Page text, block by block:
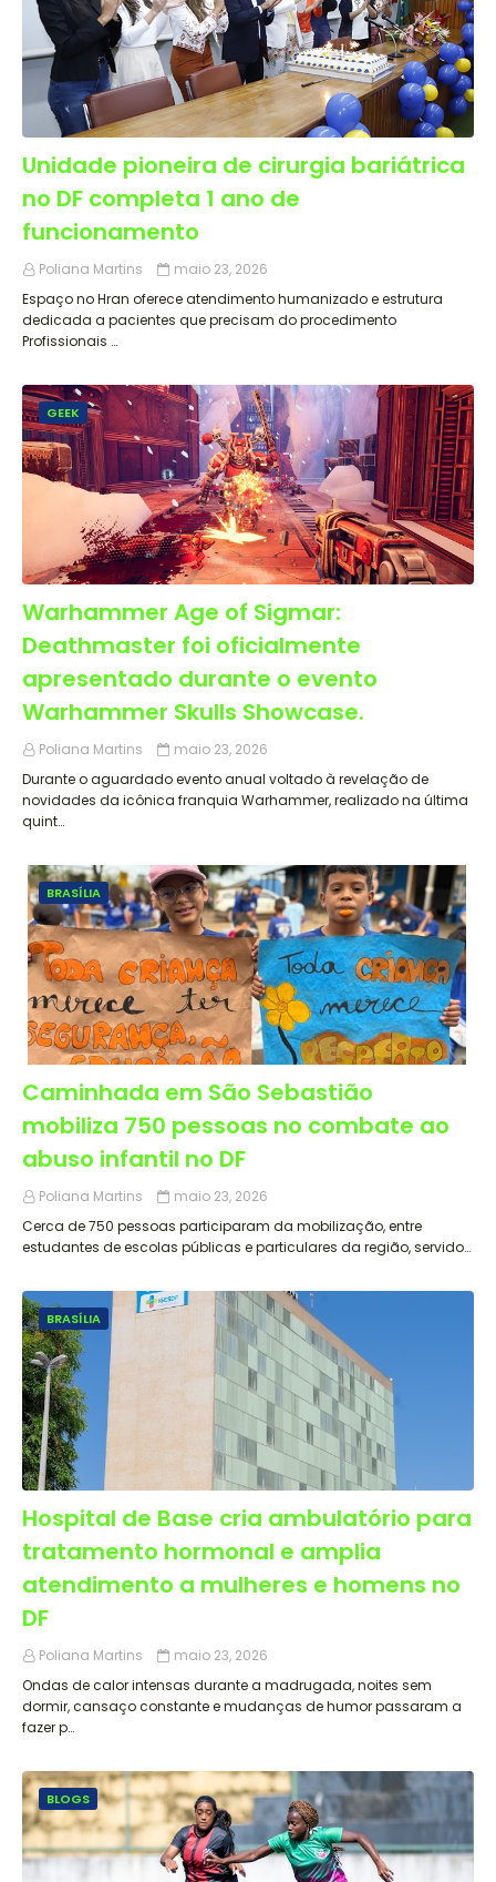
Unidade pioneira de cirurgia bariátrica
no DF completa 1 ano de
funcionamento
Poliana Martins
maio 23, 2026
Espaço no Hran oferece atendimento humanizado e estrutura
dedicada a pacientes que precisam do procedimento
Profissionais …
GEEK
Warhammer Age of Sigmar:
Deathmaster foi oficialmente
apresentado durante o evento
Warhammer Skulls Showcase.
Poliana Martins
maio 23, 2026
Durante o aguardado evento anual voltado à revelação de
novidades da icônica franquia Warhammer, realizado na última
quint…
BRASÍLIA
Caminhada em São Sebastião
mobiliza 750 pessoas no combate ao
abuso infantil no DF
Poliana Martins
maio 23, 2026
Cerca de 750 pessoas participaram da mobilização, entre
estudantes de escolas públicas e particulares da região, servido…
BRASÍLIA
Hospital de Base cria ambulatório para
tratamento hormonal e amplia
atendimento a mulheres e homens no
DF
Poliana Martins
maio 23, 2026
Ondas de calor intensas durante a madrugada, noites sem
dormir, cansaço constante e mudanças de humor passaram a
fazer p…
BLOGS